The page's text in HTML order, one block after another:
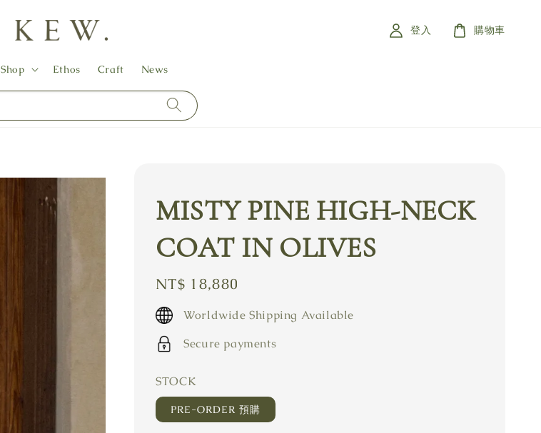
Shop Ethos Craft News
登入 購物車
MISTY PINE HIGH-NECK
COAT IN OLIVES
Regular
price
NT$ 18,880
Worldwide Shipping Available
Secure payments
STOCK
PRE-ORDER 預購